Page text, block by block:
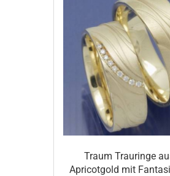
Traum Trauringe
Apricotgold mit